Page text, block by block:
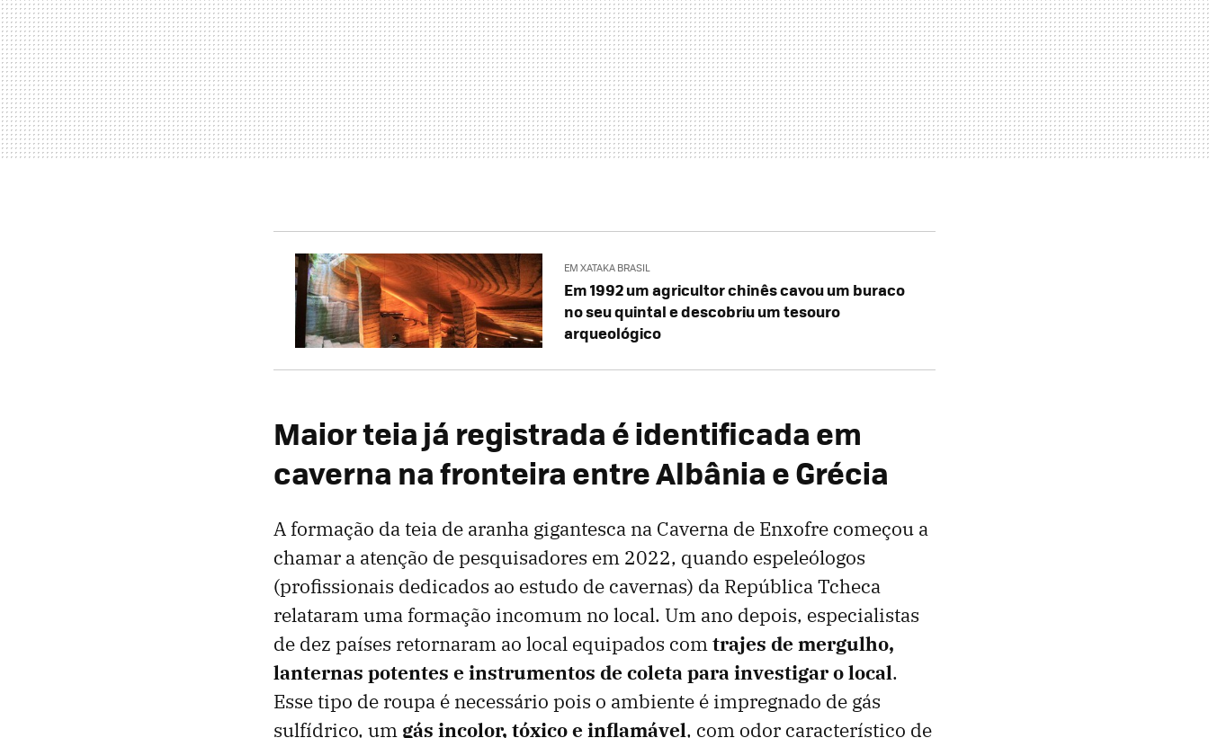
EM XATAKA BRASIL
Em 1992 um agricultor chinês cavou um buraco
no seu quintal e descobriu um tesouro
arqueológico
Maior teia já registrada é identificada em
caverna na fronteira entre Albânia e Grécia
A formação da teia de aranha gigantesca na Caverna de Enxofre começou a
chamar a atenção de pesquisadores em 2022, quando espeleólogos
(profissionais dedicados ao estudo de cavernas) da República Tcheca
relataram uma formação incomum no local. Um ano depois, especialistas
de dez países retornaram ao local equipados comtrajes de mergulho,
lanternas potentes e instrumentos de coleta para investigar o local.
Esse tipo de roupa é necessário pois o ambiente é impregnado de gás
sulfídrico, um gás incolor, tóxico e inflamável, com odor característico de